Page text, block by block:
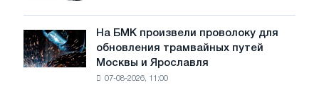
достижения
целей
обезуглероживания
в
июле
На
БМК
произвели
На БМК произвели проволоку для
обновления трамвайных путей
Москвы и Ярославля
07-08-2026, 11:00